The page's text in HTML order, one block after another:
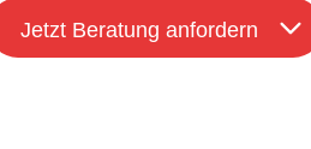
Jetzt Beratung anfordern